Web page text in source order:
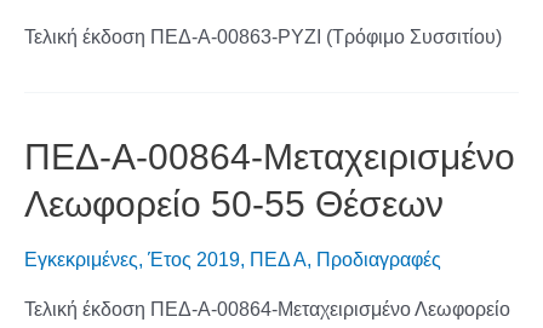
Τελική έκδοση ΠΕΔ-Α-00863-ΡΥΖΙ (Τρόφιμο Συσσιτίου)
ΠΕΔ-Α-00864-Μεταχειρισμένο
Λεωφορείο 50-55 Θέσεων
Εγκεκριμένες, Έτος 2019, ΠΕΔ Α, Προδιαγραφές
Τελική έκδοση ΠΕΔ-Α-00864-Μεταχειρισμένο Λεωφορείο